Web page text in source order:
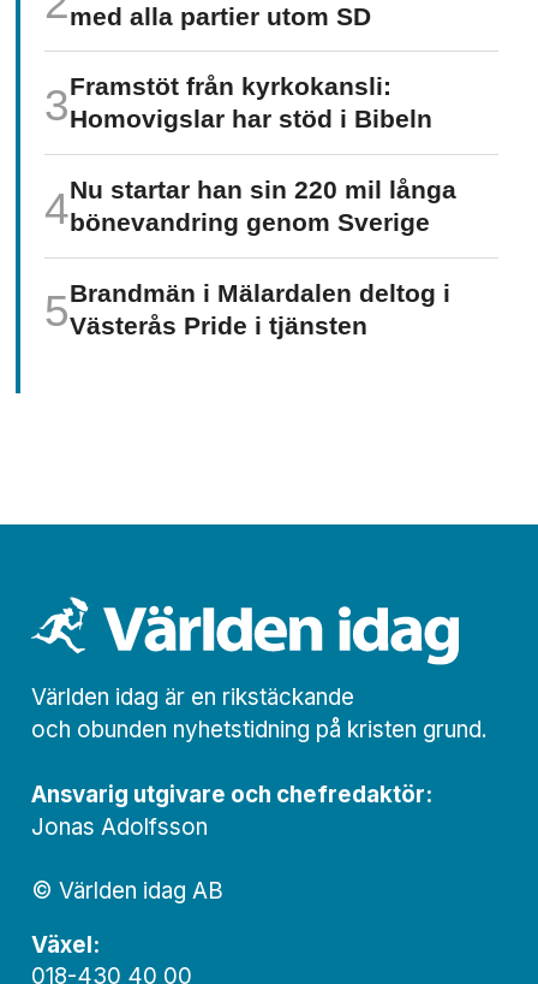
med alla partier utom SD
Framstöt från kyrkokansli:
Homo­vigslar har stöd i Bibeln
Nu startar han sin 220 mil långa
böne­vandring genom Sverige
Brandmän i Mälardalen deltog i
Västerås Pride i tjänsten
Världen idag är en rikstäckande
och obunden nyhets­­­tidning på kristen grund.
Ansvarig utgivare och chef­redaktör:
Jonas Adolfsson
© Världen idag AB
Växel:
018-430 40 00